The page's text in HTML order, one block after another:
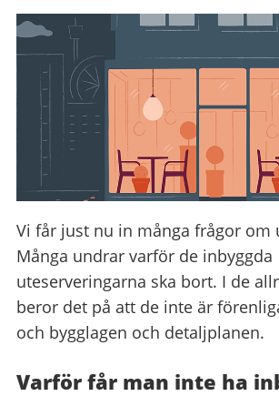
Vi får just nu in många frågor om
Många undrar varför de inbyggda
uteserveringarna ska bort. I de
beror det på att de inte är
och bygglagen och detaljplanen.
Varför får man inte ha